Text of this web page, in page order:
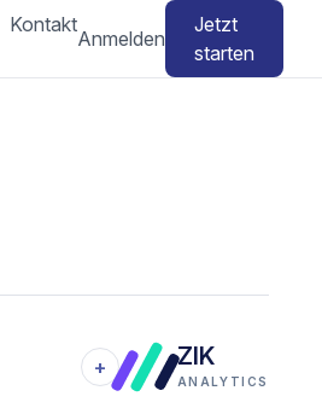
Kontakt
Anmelden
Jetzt
starten
+ ZIK
ANALYTICS